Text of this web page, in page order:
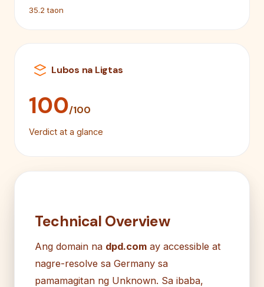
35.2 taon
Lubos na Ligtas
100/100
Verdict at a glance
Technical Overview
Ang domain na dpd.com ay accessible at
nagre-resolve sa Germany sa
pamamagitan ng Unknown. Sa ibaba,